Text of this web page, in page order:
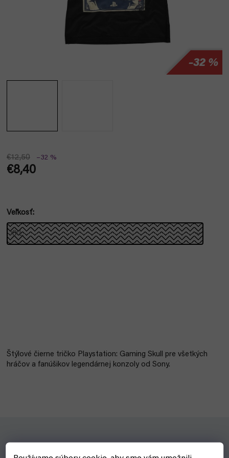
–32 %
€12,50 –32 %
€8,40
Veľkosť
Štýlové čierne tričko Playstation: Gaming Skull pre všetkých
hráčov a fanúšikov legendárnej konzoly od Sony.